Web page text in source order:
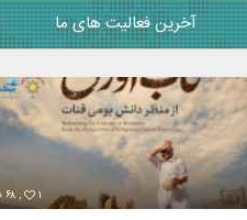
آخرین فعالیت های ما
۶۸ , ۱